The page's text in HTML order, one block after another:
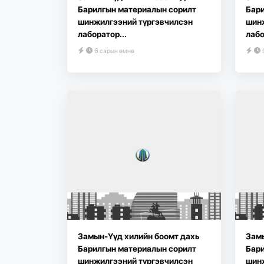
Барилгын материалын сорилт
шинжилгээний түргэвчилсэн
лаборатор...
6 сарын өмнө
Замын-Үүд хилийн боомт дахь
Барилгын материалын сорилт
шинжилгээний түргэвчилсэн